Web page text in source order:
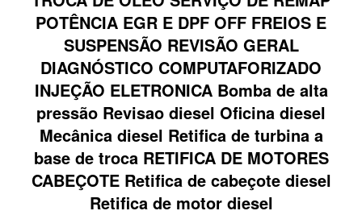
POTÊNCIA EGR E DPF OFF FREIOS E
SUSPENSÃO REVISÃO GERAL
DIAGNÓSTICO COMPUTAFORIZADO
INJEÇÃO ELETRONICA Bomba de alta
pressão Revisao diesel Oficina diesel
Mecânica diesel Retifica de turbina a
base de troca RETIFICA DE MOTORES
CABEÇOTE Retifica de cabeçote diesel
Retifica de motor diesel